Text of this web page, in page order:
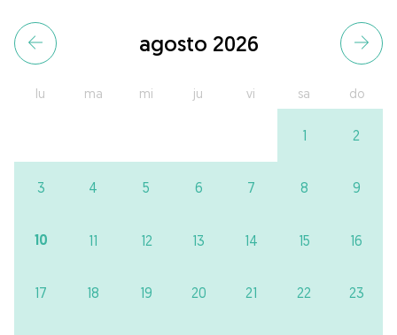
agosto 2026
lu ma mi ju vi sa do
1 2
3 4 5 6 7 8 9
10 11 12 13 14 15 16
17 18 19 20 21 22 23